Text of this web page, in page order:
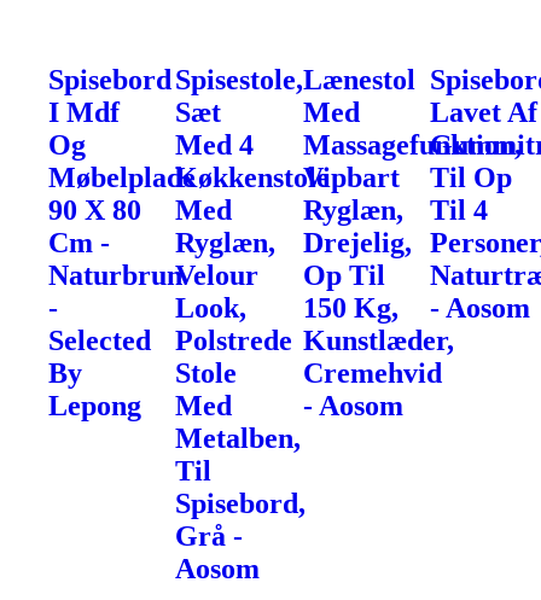
Spisebord
I Mdf
Og
Møbelplade
90 X 80
Cm -
Naturbrun
-
Selected
By
Lepong
Spisestole,
Sæt
Med 4
Køkkenstole
Med
Ryglæn,
Velour
Look,
Polstrede
Stole
Med
Metalben,
Til
Spisebord,
Grå -
Aosom
Lænestol
Med
Massagefunktion,
Vipbart
Ryglæn,
Drejelig,
Op Til
150 Kg,
Kunstlæder,
Cremehvid
- Aosom
Lavet Af
Til Op
Til 4
- Aosom